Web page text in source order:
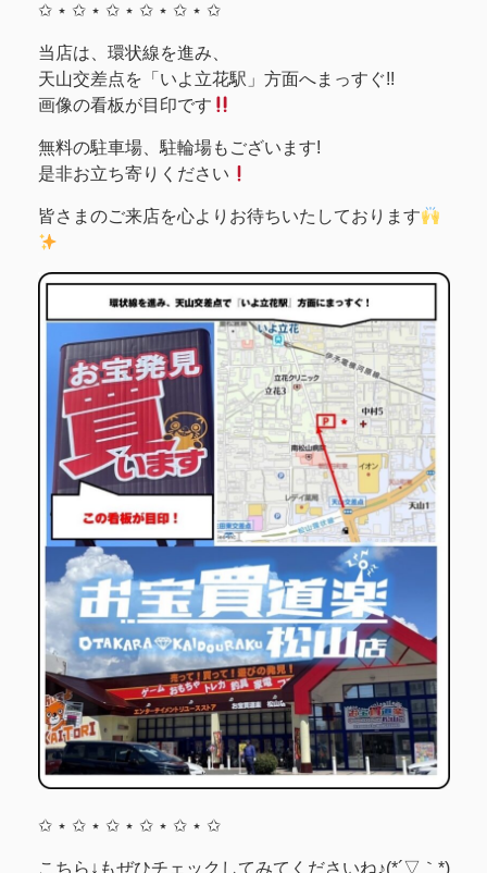
✩ ⋆ ✩ ⋆ ✩ ⋆ ✩ ⋆ ✩ ⋆ ✩
当店は、環状線を進み、
天山交差点を「いよ立花駅」方面へまっすぐ!!
画像の看板が目印です
無料の駐車場、駐輪場もございます!
是非お立ち寄りください
皆さまのご来店を心よりお待ちいたしております
✩ ⋆ ✩ ⋆ ✩ ⋆ ✩ ⋆ ✩ ⋆ ✩
こちら↓もぜひチェックしてみてくださいね♪(*´▽｀*)